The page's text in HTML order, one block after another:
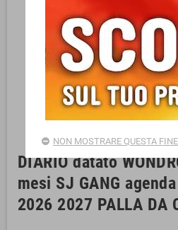
DIARIO datato
mesi SJ GANG
2026 2027 PALLA DA
NON MOSTRARE QUESTA